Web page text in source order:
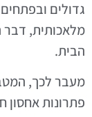
גדולים
מלאכותית,
הבית.
מעבר לכך,
פתרונות